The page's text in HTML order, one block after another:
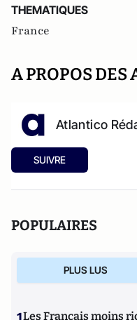
THEMATIQUES
France
A PROPOS DES
Atlantico
SUIVRE
POPULAIRES
PLUS LUS
Les Français moins